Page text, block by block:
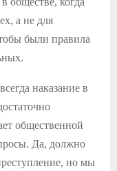
а не для
были правила
наказание в
общественной
Да, должно
но мы